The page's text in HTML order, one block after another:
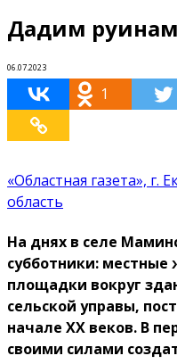
Дадим
06.07.2023
1
«Областная газета», г.
область
На днях в селе
субботники:
площадки вокруг
сельской управы,
начале XX веков. В
своими силами